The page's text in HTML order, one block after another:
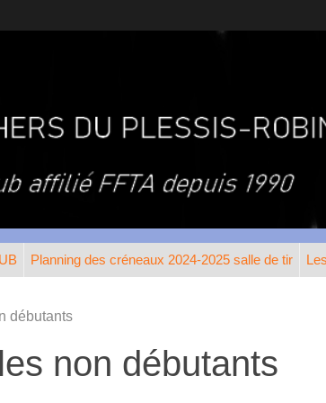
Planning des créneaux 2024-2025 salle de tir
débutants
non débutants